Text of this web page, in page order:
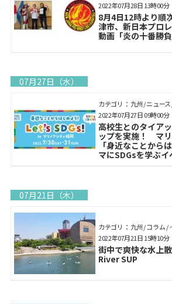
8月4日12時より
津市、新日本プロ
動画「炎の十番勝負
2022年07月28日 13時00分
07月27日（水）
カテゴリ： 九州 / ニュー
高校生とのタイア
ップを実施！ マリ
「身近なことから
マにSDGsを学ぶ
2022年07月27日 09時00分
07月21日（木）
カテゴリ： 九州 / コラム /
街中で爽快な水上
River SUP
2022年07月21日 15時10分